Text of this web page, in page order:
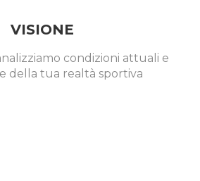
VISIONE
condizioni attuali e
della tua realtà sportiva